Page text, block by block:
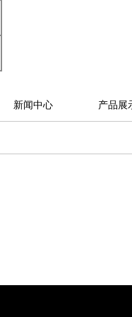
新闻中心 产品展